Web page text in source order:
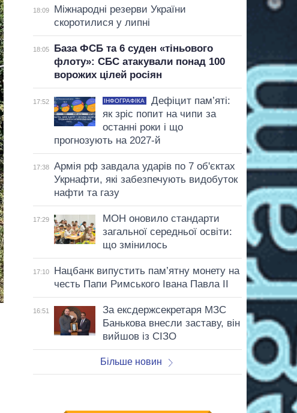
18:09
Міжнародні резерви України
скоротилися у липні
18:05
База ФСБ та 6 суден «тіньового
флоту»: СБС атакували понад 100
ворожих цілей росіян
17:52 ІНФОГРАФІКА
Дефіцит пам’яті:
як зріс попит на чипи за
останні роки і що
прогнозують на 2027-й
17:38
Армія рф завдала ударів по 7 об'єктах
Укрнафти, які забезпечують видобуток
нафти та газу
17:29
МОН оновило стандарти
загальної середньої освіти:
що змінилось
17:10
Нацбанк випустить пам’ятну монету на
честь Папи Римського Івана Павла II
16:51
За ексдержсекретаря МЗС
Банькова внесли заставу, він
вийшов із СІЗО
Більше новин